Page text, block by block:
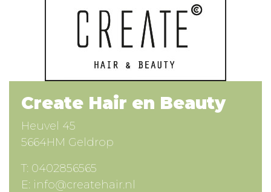
Create Hair en Beauty
Heuvel 45
5664HM Geldrop
T: 0402856565
E: info@createhair.nl